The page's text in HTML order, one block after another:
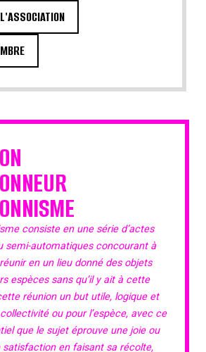
consiste en une série d’actes
semi-automatiques concourant à
en un lieu donné des objets
espèces sans qu’il y ait à cette
réunion un but utile, logique et
ou pour l’espèce, avec ce
que le sujet éprouve une joie ou
en faisant sa récolte,